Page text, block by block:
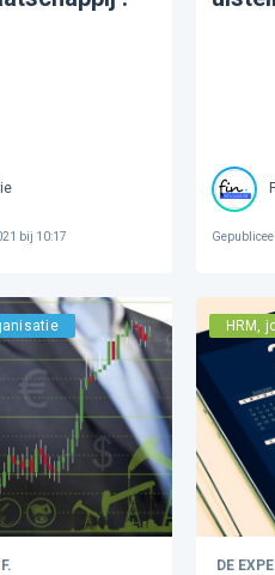
bij 10:17
HRM,
DE